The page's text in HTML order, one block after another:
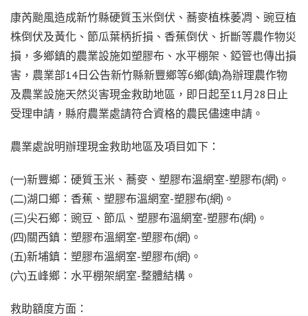
康芮颱風造成新竹縣硬質玉米倒伏、蕎麥植株萎凋、豌豆植
株倒伏及黃化、節瓜葉柄折損、香蕉倒伏、折斷等農作物災
損，多鄉鎮的農業設施如塑膠布、水平棚架、錏管也傳出損
害，農業部14日公告新竹縣新豐鄉等6鄉(鎮)為辦理農作物
及農業設施天然災害現金救助地區，即日起至11月28日止
受理申請，縣府農業處請符合資格的農民儘速申請。
農業處說明辦理現金救助地區及項目如下：
(一)新豐鄉：硬質玉米、蕎麥、塑膠布溫網室-塑膠布(網)。
(二)湖口鄉：香蕉、塑膠布溫網室-塑膠布(網)。
(三)尖石鄉：豌豆、節瓜、塑膠布溫網室-塑膠布(網)。
(四)關西鎮：塑膠布溫網室-塑膠布(網)。
(五)新埔鎮：塑膠布溫網室-塑膠布(網)。
(六)五峰鄉：水平棚架網室-整體結構。
救助額度方面：